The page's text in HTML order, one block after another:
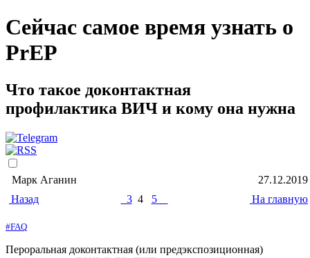
Cейчас самое время узнать о
PrEP
Что такое доконтактная
профилактика ВИЧ и кому она нужна
Марк Аганин
27.12.2019
Назад
34 5 На главную
#FAQ
Пероральная доконтактная (или предэкспозиционная)